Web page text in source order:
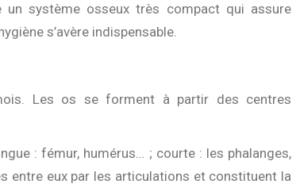
système osseux très compact qui assure
s’avère indispensable.
Les os se forment à partir des centres
: fémur, humérus… ; courte : les phalanges,
entre eux par les articulations et constituent la